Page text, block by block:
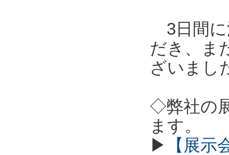
3日間に
だき、ま
ざいまし
◇弊社の
ます。
▶
【展